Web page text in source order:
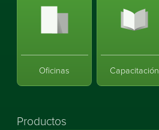
Oficinas Capacitación
Productos